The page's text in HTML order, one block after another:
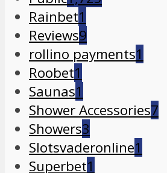
Rainbet1
Reviews9
rollino payments1
Roobet1
Saunas1
Shower Accessories7
Showers3
Slotsvaderonline1
Superbet1